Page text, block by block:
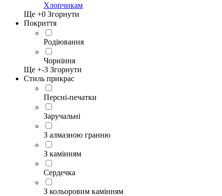
Хлопчикам
Ще +0 Згорнути
Покриття
Родіювання
Чорніння
Ще +-3 Згорнути
Стиль прикрас
Персні-печатки
Заручальні
З алмазною гранню
З камінням
Сердечка
З кольоровим камінням